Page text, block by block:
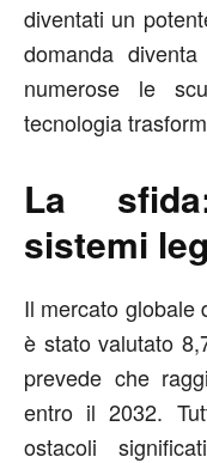
diventati un
domanda
numerose le
tecnologia
La
sistemi
Il mercato globale
è stato valutato
prevede che
entro il 2032.
ostacoli